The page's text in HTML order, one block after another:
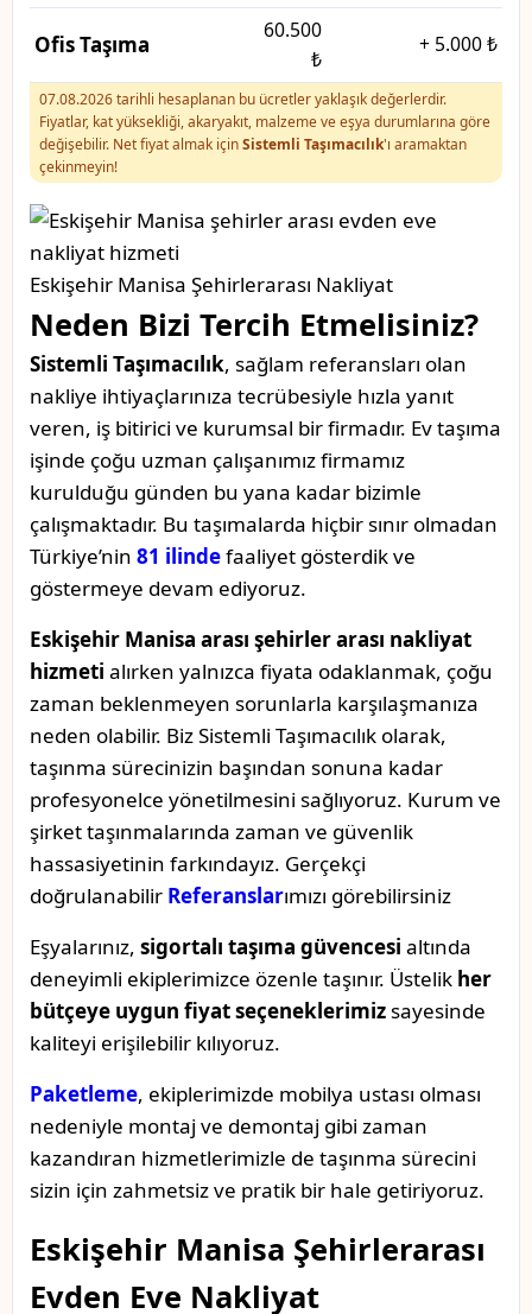
Ofis Taşıma
60.500
₺
+ 5.000 ₺
07.08.2026 tarihli hesaplanan bu ücretler yaklaşık değerlerdir.
Fiyatlar, kat yüksekliği, akaryakıt, malzeme ve eşya durumlarına göre
değişebilir. Net fiyat almak içinSistemli Taşımacılık'ı aramaktan
çekinmeyin!
Eskişehir Manisa Şehirlerarası Nakliyat
Neden Bizi Tercih Etmelisiniz?
Sistemli Taşımacılık, sağlam referansları olan
nakliye ihtiyaçlarınıza tecrübesiyle hızla yanıt
veren, iş bitirici ve kurumsal bir firmadır. Ev taşıma
işinde çoğu uzman çalışanımız firmamız
kurulduğu günden bu yana kadar bizimle
çalışmaktadır. Bu taşımalarda hiçbir sınır olmadan
Türkiye’nin 81 ilindefaaliyet gösterdik ve
göstermeye devam ediyoruz.
Eskişehir Manisa arası şehirler arası nakliyat
hizmeti alırken yalnızca fiyata odaklanmak, çoğu
zaman beklenmeyen sorunlarla karşılaşmanıza
neden olabilir. Biz Sistemli Taşımacılık olarak,
taşınma sürecinizin başından sonuna kadar
profesyonelce yönetilmesini sağlıyoruz. Kurum ve
şirket taşınmalarında zaman ve güvenlik
hassasiyetinin farkındayız. Gerçekçi
doğrulanabilir Referanslarımızı görebilirsiniz
Eşyalarınız, sigortalı taşıma güvencesi altında
deneyimli ekiplerimizce özenle taşınır. Üstelik her
bütçeye uygun fiyat seçeneklerimizsayesinde
kaliteyi erişilebilir kılıyoruz.
Paketleme, ekiplerimizde mobilya ustası olması
nedeniyle montaj ve demontaj gibi zaman
kazandıran hizmetlerimizle de taşınma sürecini
sizin için zahmetsiz ve pratik bir hale getiriyoruz.
Eskişehir Manisa Şehirlerarası
Evden Eve Nakliyat